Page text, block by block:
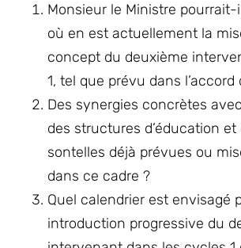
Monsieur le Ministre
où en est actuellement la
concept du deuxième
1, tel que prévu dans
Des synergies concrètes
des structures d’éducation et
sontelles déjà prévues ou
dans ce cadre ?
Quel calendrier est envisagé
introduction progressive du